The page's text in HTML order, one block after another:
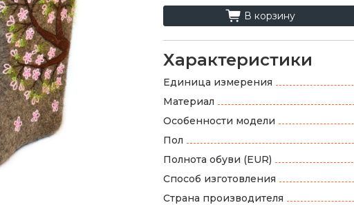
cart_fill В корзину
Характеристики
Единица измерения
Материал
Особенности модели
Пол
Полнота обуви (EUR)
Способ изготовления
Страна производителя